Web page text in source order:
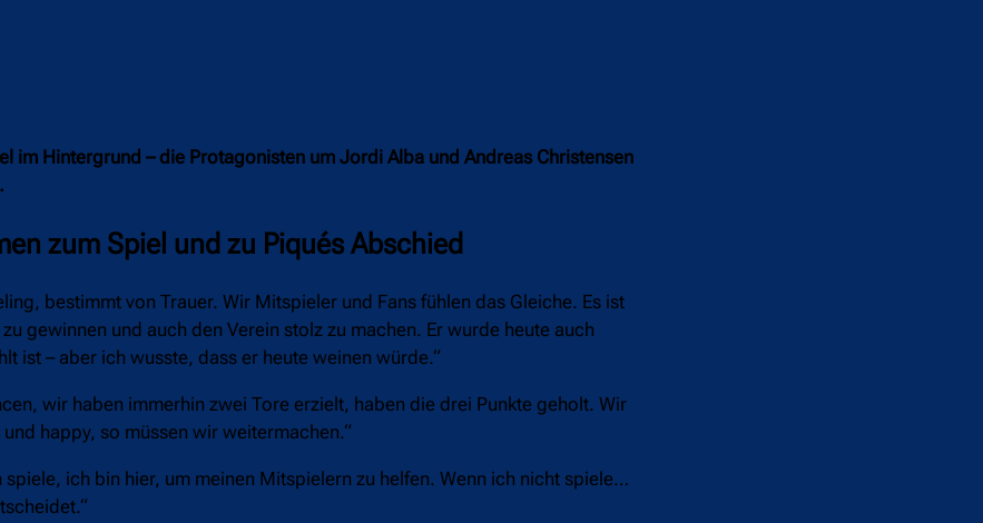
im Hintergrund – die Protagonisten um Jordi Alba und Andreas Christensen
zum Spiel und zu Piqués Abschied
bestimmt von Trauer. Wir Mitspieler und Fans fühlen das Gleiche. Es ist
gewinnen und auch den Verein stolz zu machen. Er wurde heute auch
ist – aber ich wusste, dass er heute weinen würde.“
wir haben immerhin zwei Tore erzielt, haben die drei Punkte geholt. Wir
happy, so müssen wir weitermachen.“
ich bin hier, um meinen Mitspielern zu helfen. Wenn ich nicht spiele…